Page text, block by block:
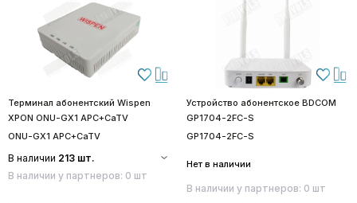
Терминал абонентский Wispen
XPON ONU-GX1 APC+CaTV
ONU-GX1 APC+CaTV
В наличии 213 шт.
В наличии у партнеров: 0 шт
Устройство абонентское BDCOM
GP1704-2FC-S
GP1704-2FC-S
Нет в наличии
В наличии у партнеров: 0 шт